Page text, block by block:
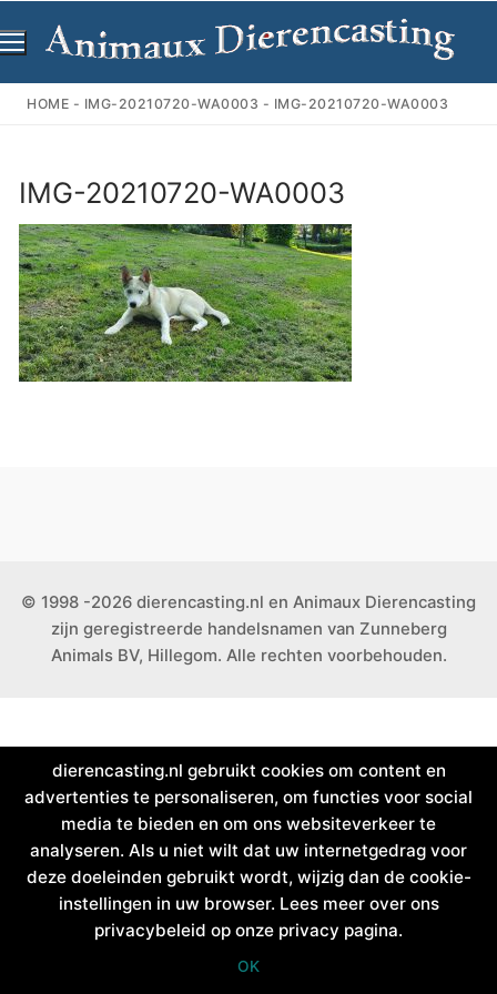
naar
inhoud
HOME - IMG-20210720-WA0003 - IMG-20210720-WA0003
IMG-20210720-WA0003
© 1998 -2026 dierencasting.nl en Animaux Dierencasting
zijn geregistreerde handelsnamen van Zunneberg
Animals BV, Hillegom. Alle rechten voorbehouden.
dierencasting.nl gebruikt cookies om content en
advertenties te personaliseren, om functies voor social
media te bieden en om ons websiteverkeer te
analyseren. Als u niet wilt dat uw internetgedrag voor
deze doeleinden gebruikt wordt, wijzig dan de cookie-
instellingen in uw browser. Lees meer over ons
privacybeleid op onze privacy pagina.
OK